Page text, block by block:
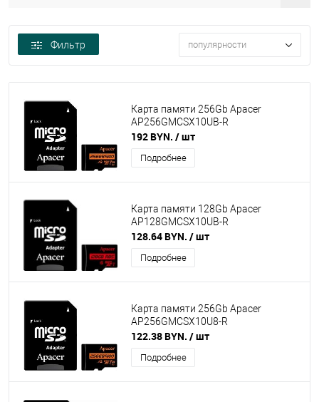
Фильтр популярности
Карта памяти 256Gb Apacer
AP256GMCSX10UB-R
192 BYN. / шт
Подробнее
Карта памяти 128Gb Apacer
AP128GMCSX10UB-R
128.64 BYN. / шт
Подробнее
Карта памяти 256Gb Apacer
AP256GMCSX10U8-R
122.38 BYN. / шт
Подробнее